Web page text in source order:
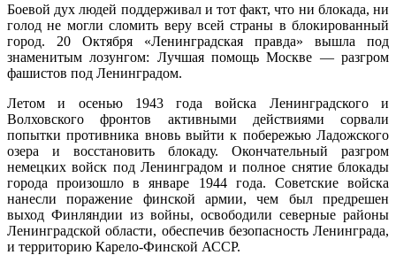
Боевой дух людей поддерживал и тот факт, что ни блокада, ни
голод не могли сломить веру всей страны в блокированный
город. 20 Октября «Ленинградская правда» вышла под
знаменитым лозунгом: Лучшая помощь Москве — разгром
фашистов под Ленинградом.
Летом и осенью 1943 года войска Ленинградского и
Волховского фронтов активными действиями сорвали
попытки противника вновь выйти к побережью Ладожского
озера и восстановить блокаду. Окончательный разгром
немецких войск под Ленинградом и полное снятие блокады
города произошло в январе 1944 года. Советские войска
нанесли поражение финской армии, чем был предрешен
выход Финляндии из войны, освободили северные районы
Ленинградской области, обеспечив безопасность Ленинграда,
и территорию Карело-Финской АССР.